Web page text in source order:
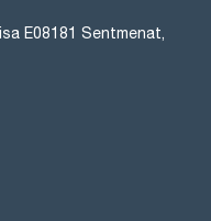
E08181 Sentmenat,